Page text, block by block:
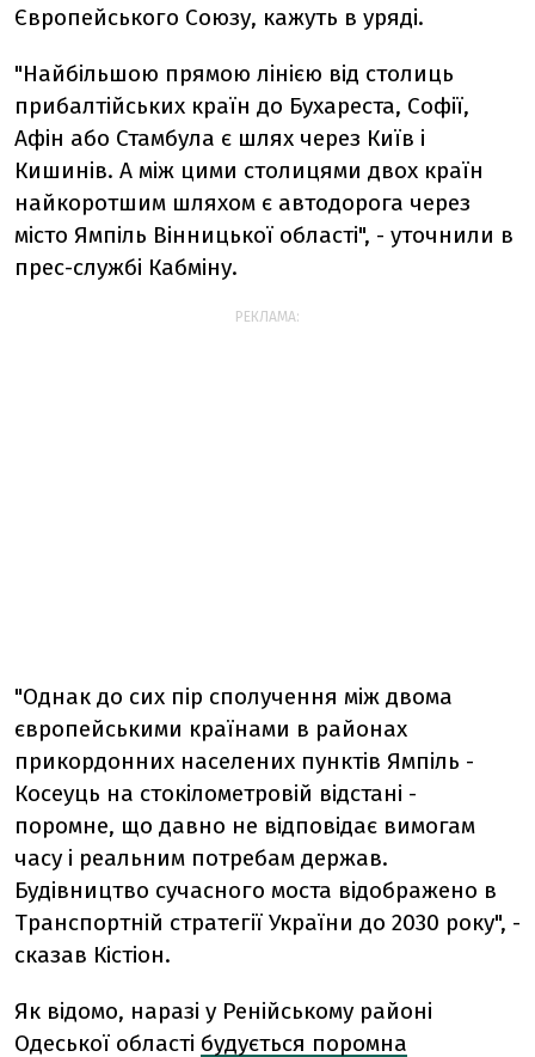
Європейського Союзу, кажуть в уряді.
"Найбільшою прямою лінією від столиць
прибалтійських країн до Бухареста, Софії,
Афін або Стамбула є шлях через Київ і
Кишинів. А між цими столицями двох країн
найкоротшим шляхом є автодорога через
місто Ямпіль Вінницької області", - уточнили в
прес-службі Кабміну.
РЕКЛАМА:
"Однак до сих пір сполучення між двома
європейськими країнами в районах
прикордонних населених пунктів Ямпіль -
Косеуць на стокілометровій відстані -
поромне, що давно не відповідає вимогам
часу і реальним потребам держав.
Будівництво сучасного моста відображено в
Транспортній стратегії України до 2030 року", -
сказав Кістіон.
Як відомо, наразі у Ренійському районі
Одеської області будується поромна